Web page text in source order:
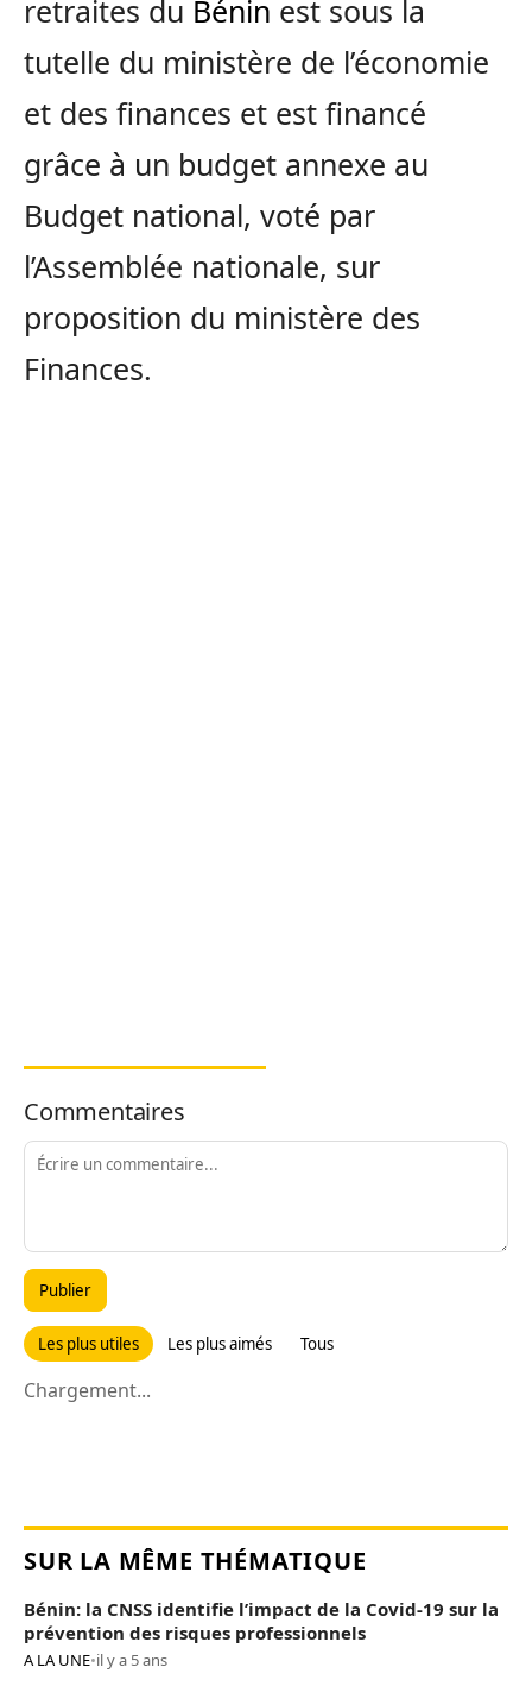
retraites du Bénin est sous la
tutelle du ministère de l’économie
et des finances et est financé
grâce à un budget annexe au
Budget national, voté par
l’Assemblée nationale, sur
proposition du ministère des
Finances.
Commentaires
Publier
Les plus utiles Les plus aimés Tous
Chargement...
SUR LA MÊME THÉMATIQUE
Bénin: la CNSS identifie l’impact de la Covid-19 sur la
prévention des risques professionnels
A LA UNE•il y a 5 ans